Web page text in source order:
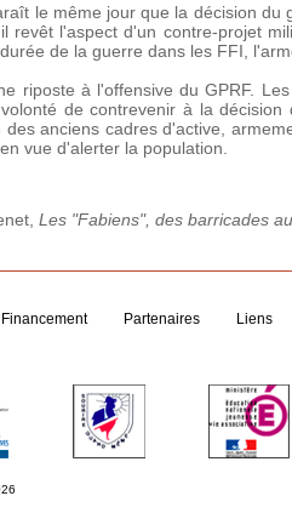
le même jour que la décision
revêt l'aspect d'un contre-projet
de la guerre dans les FFI,
riposte à l'offensive du GPRF.
de contrevenir à la
anciens cadres d'active,
vue d'alerter la population.
Les "Fabiens", des barricades
Financement Partenaires Liens